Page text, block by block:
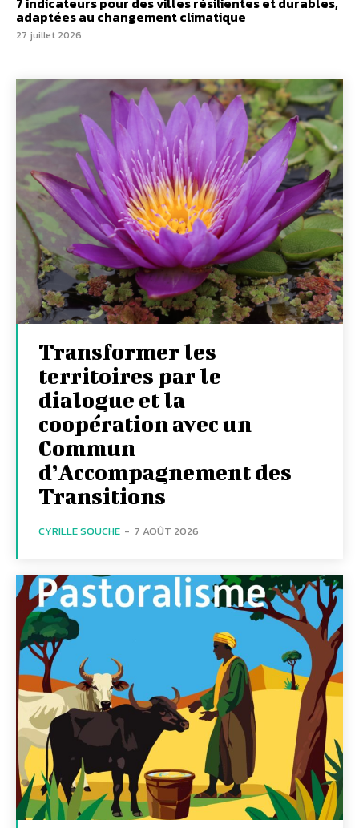
adaptées au changement climatique
27 juillet 2026
Transformer les
territoires par le
dialogue et la
coopération avec un
Commun
d’Accompagnement des
Transitions
CYRILLE SOUCHE - 7 AOÛT 2026